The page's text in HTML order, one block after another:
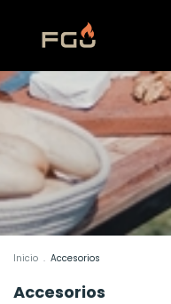
Inicio . Accesorios
Accesorios